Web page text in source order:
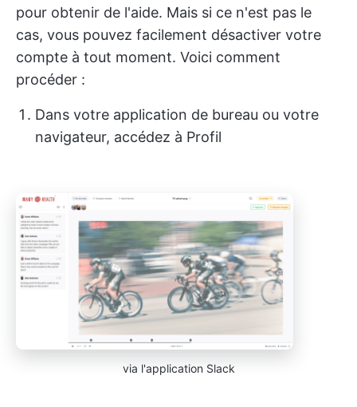
pour obtenir de l'aide. Mais si ce n'est pas le
cas, vous pouvez facilement désactiver votre
compte à tout moment. Voici comment
procéder :
Dans votre application de bureau ou votre
navigateur, accédez à Profil
via l'application Slack